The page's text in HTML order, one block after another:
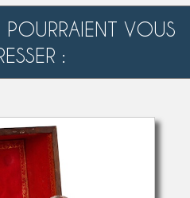
POURRAIENT VOUS
: